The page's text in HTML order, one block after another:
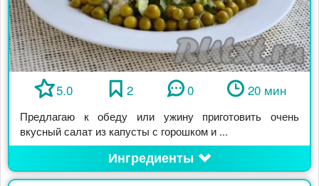
5.0 2 0 20 мин
Предлагаю к обеду или ужину приготовить очень
вкусный салат из капусты с горошком и ...
Ингредиенты